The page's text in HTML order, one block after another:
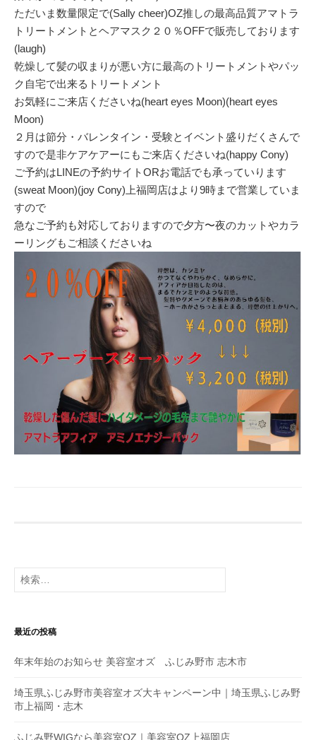
ただいま数量限定で(Sally cheer)OZ推しの最高品質アマトラ
トリートメントとヘアマスク２０％OFFで販売しております
(laugh)
乾燥して髪の収まりが悪い方に最高のトリートメントやパッ
ク自宅で出来るトリートメント
お気軽にご来店くださいね(heart eyes Moon)(heart eyes
Moon)
２月は節分・バレンタイン・受験とイベント盛りだくさんで
すので是非ケアケアーにもご来店くださいね(happy Cony)
ご予約はLINEの予約サイトORお電話でも承っていります
(sweat Moon)(joy Cony)上福岡店はより9時まで営業していま
すので
急なご予約も対応しておりますので夕方〜夜のカットやカラ
ーリングもご相談くださいね
検
索
最近の投稿
年末年始のお知らせ 美容室オズ ふじみ野市 志木市
埼玉県ふじみ野市美容室オズ大キャンペーン中｜埼玉県ふじみ野
市上福岡・志木
ふじみ野WIGなら美容室OZ｜美容室OZ上福岡店